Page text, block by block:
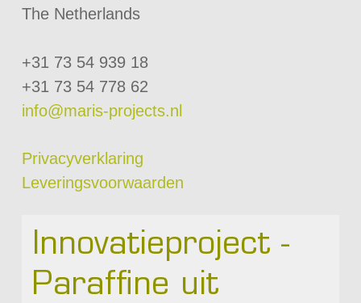
The Netherlands
+31 73 54 939 18
+31 73 54 778 62
info@maris-projects.nl
Privacyverklaring
Leveringsvoorwaarden
Innovatieproject -
Paraffine uit